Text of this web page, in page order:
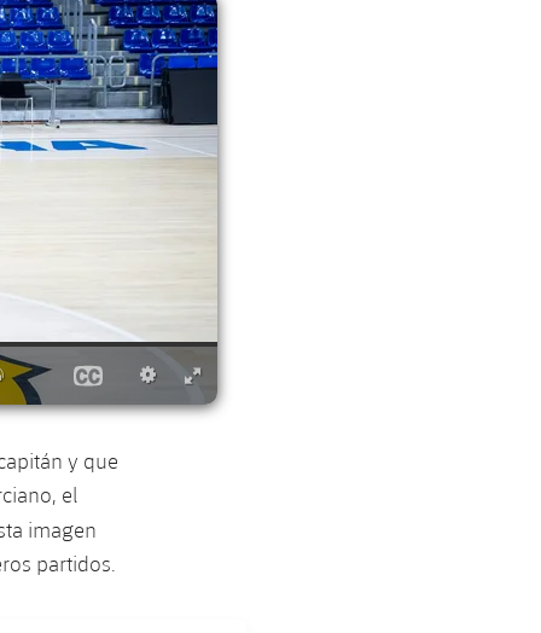
y que
el
imagen
partidos.